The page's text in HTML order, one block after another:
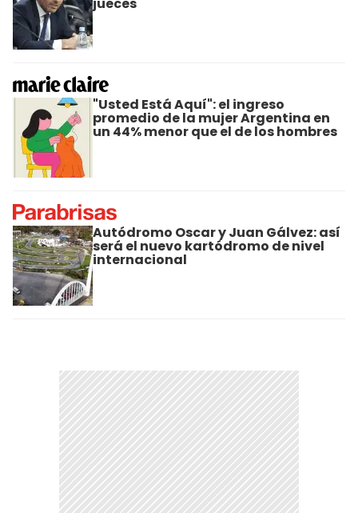
jueces
"Usted Está Aquí": el ingreso
promedio de la mujer Argentina en
un 44% menor que el de los hombres
Autódromo Oscar y Juan Gálvez: así
será el nuevo kartódromo de nivel
internacional